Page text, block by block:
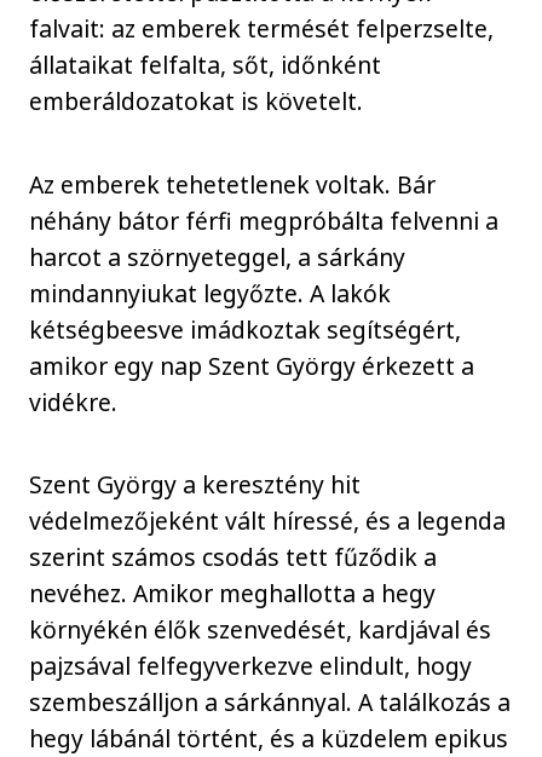
falvait: az emberek termését felperzselte,
állataikat felfalta, sőt, időnként
emberáldozatokat is követelt.
Az emberek tehetetlenek voltak. Bár
néhány bátor férfi megpróbálta felvenni a
harcot a szörnyeteggel, a sárkány
mindannyiukat legyőzte. A lakók
kétségbeesve imádkoztak segítségért,
amikor egy nap Szent György érkezett a
vidékre.
Szent György a keresztény hit
védelmezőjeként vált híressé, és a legenda
szerint számos csodás tett fűződik a
nevéhez. Amikor meghallotta a hegy
környékén élők szenvedését, kardjával és
pajzsával felfegyverkezve elindult, hogy
szembeszálljon a sárkánnyal. A találkozás a
hegy lábánál történt, és a küzdelem epikus